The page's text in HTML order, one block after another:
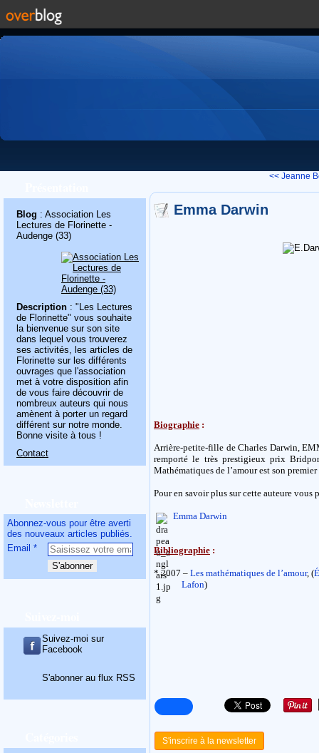
Blog : Association Les
Lectures de Florinette -
Audenge (33)
Description : "Les Lectures
de Florinette" vous souhaite
la bienvenue sur son site
dans lequel vous trouverez
ses activités, les articles de
Florinette sur les différents
ouvrages que l'association
met à votre disposition afin
de vous faire découvrir de
nombreux auteurs qui nous
amènent à porter un regard
différent sur notre monde.
Bonne visite à tous !
Contact
Abonnez-vous pour être averti
des nouveaux articles publiés.
Email
Suivez-moi sur
Facebook
S'abonner au flux RSS
<< Jeanne
Emma Darwin
Biographie :
Arrière-petite-fille de Charles Darwin,
remporté le très prestigieux prix
Mathématiques de l’amour est son premier
Pour en savoir plus sur cette auteure vous
Emma Darwin
Bibliographie :
* 2007 – Les mathématiques de l’amour, (
Lafon)
S'inscrire à la newsletter